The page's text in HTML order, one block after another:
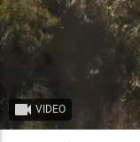
VIDEO